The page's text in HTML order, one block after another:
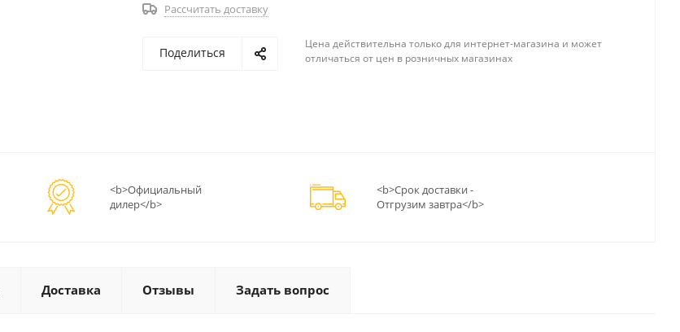
Рассчитать доставку
Поделиться
Цена действительна только для интернет-магазина и может
отличаться от цен в розничных магазинах
<b>Официальный
дилер</b>
<b>Срок доставки -
Отгрузим завтра</b>
Доставка Отзывы Задать вопрос